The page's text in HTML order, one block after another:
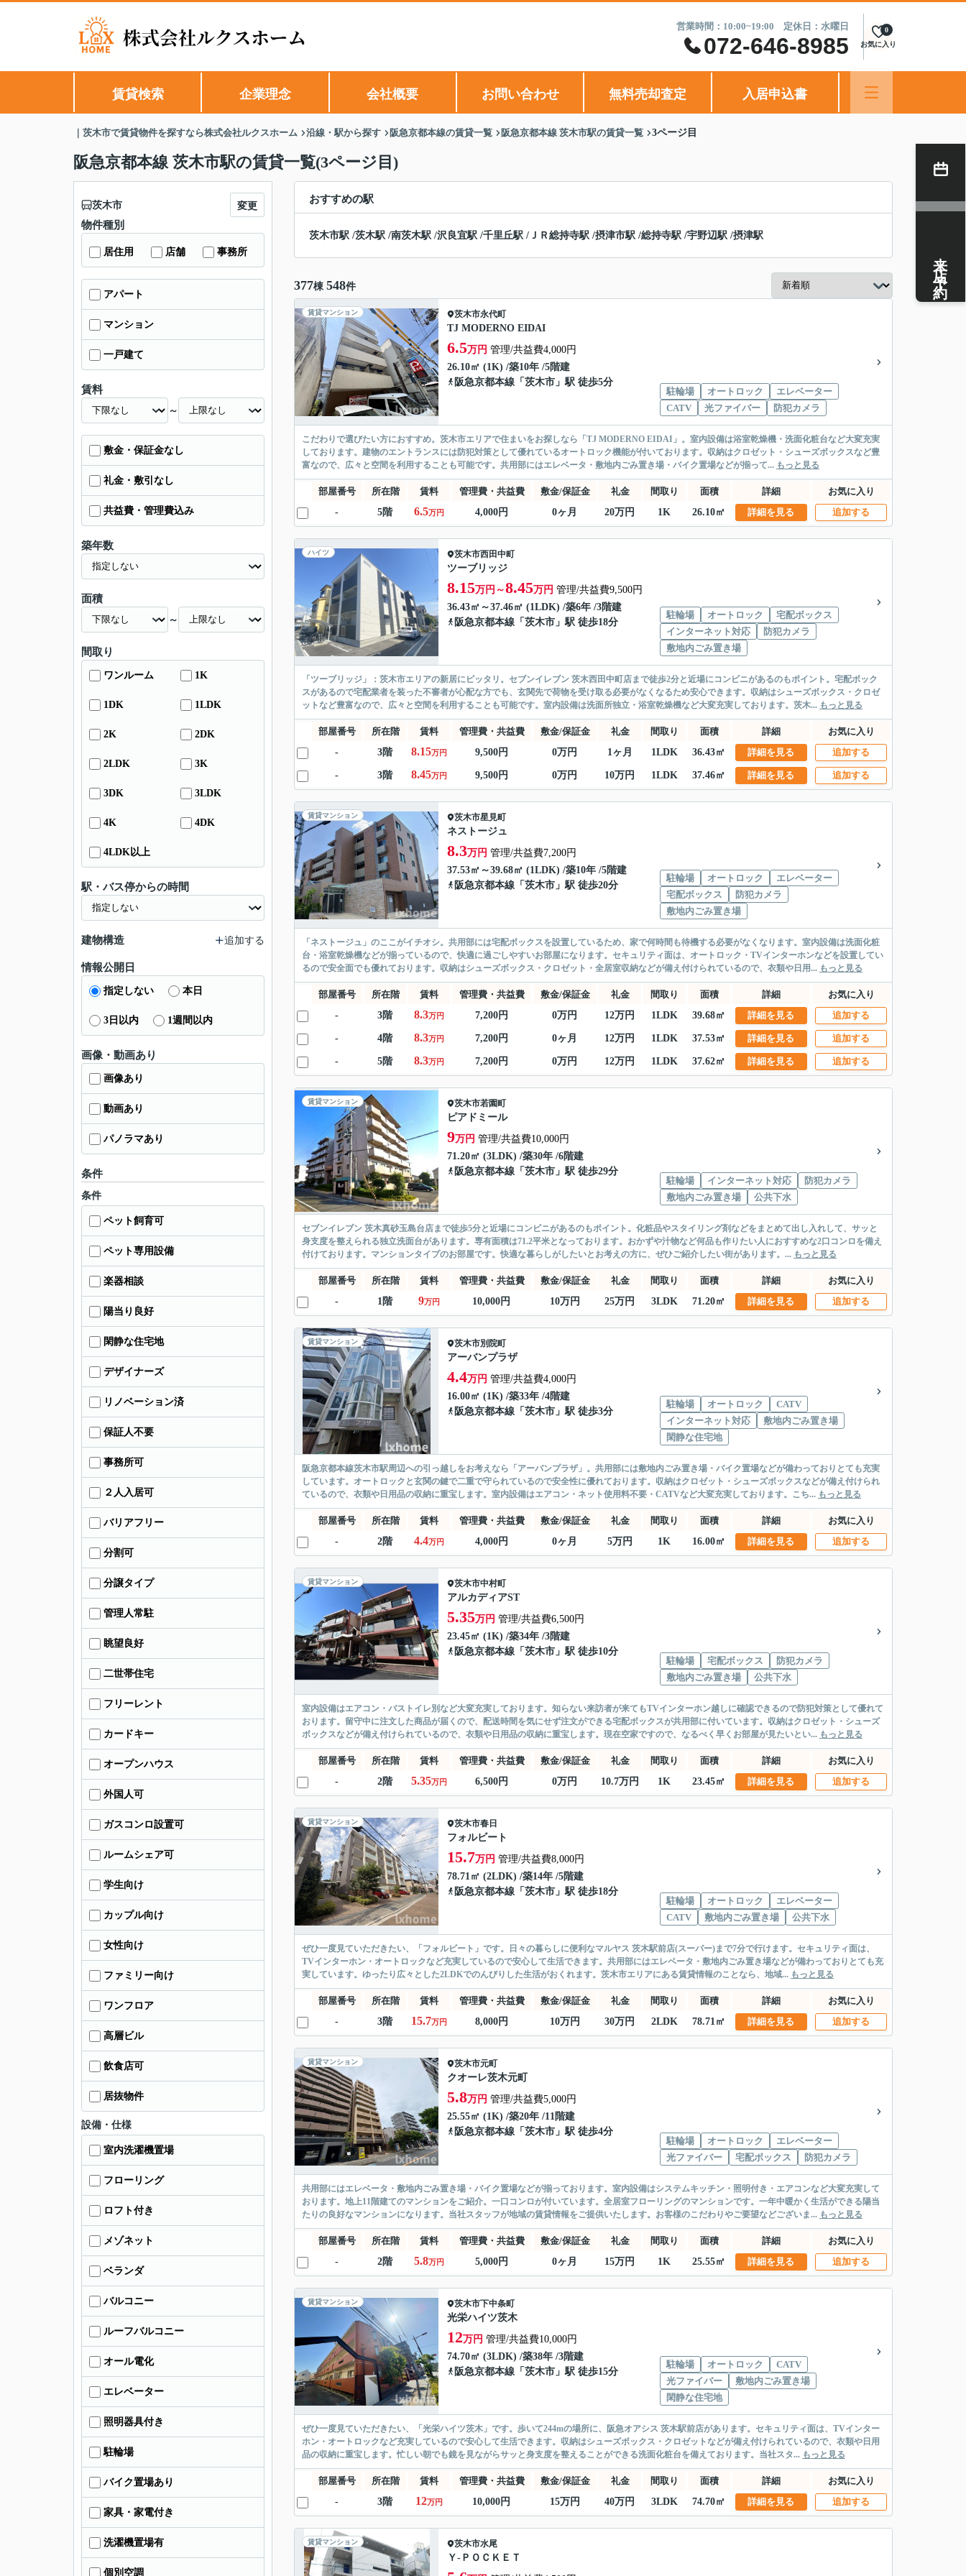
営業時間：10:00~19:00 定休日：水曜日
072-646-8985 お気に入り
0
賃貸検索 企業理念 会社概要 お問い合わせ 無料売却査定 入居申込書
｜茨木市で賃貸物件を探すなら株式会社ルクスホーム 沿線・駅から探す 阪急京都本線の賃貸一覧 阪急京都本線 茨木市駅の賃貸一覧 3ページ目
阪急京都本線 茨木市駅の賃貸一覧(3ページ目)
おすすめの駅
茨木市駅 /茨木駅 /南茨木駅 /沢良宜駅 /千里丘駅 / ＪＲ総持寺駅 /摂津市駅 /総持寺駅 /宇野辺駅 /摂津駅
377棟 548件
賃貸マンション 茨木市永代町
TJ MODERNO EIDAI
6.5万円 管理/共益費4,000円
26.10㎡ (1K) /築10年 /5階建
阪急京都本線 「 茨木市 」駅 徒歩5分
駐輪場
オートロック
エレベーター
CATV
光ファイバー 防犯カメラ
こだわりで選びたい方におすすめ。茨木市エリアで住まいをお探しなら「TJ MODERNO EIDAI」。室内設備は浴室乾燥機・洗面化粧台など大変充実
しております。建物のエントランスには防犯対策として優れているオートロック機能が付いております。収納はクロゼット・シューズボックスなど豊
富なので、広々と空間を利用することも可能です。共用部にはエレベータ・敷地内ごみ置き場・バイク置場などが揃って... もっと見る
部屋番号 所在階 賃料 管理費・共益費 敷金/保証金 礼金 間取り 面積 詳細
お気に入り
-
5階 6.5万円 4,000円 0ヶ月 20万円 1K 26.10㎡ 詳細を見る 追加する
ハイツ 茨木市西田中町
ツーブリッジ
8.15万円～8.45万円 管理/共益費9,500円
36.43㎡～37.46㎡ (1LDK) /築6年 /3階建
阪急京都本線 「 茨木市 」駅 徒歩18分
駐輪場 オートロック
宅配ボックス
インターネット対応
防犯カメラ
敷地内ごみ置き場
「ツーブリッジ」：茨木市エリアの新居にピッタリ。セブンイレブン 茨木西田中町店まで徒歩2分と近場にコンビニがあるのもポイント。宅配ボック
スがあるので宅配業者を装った不審者が心配な方でも、玄関先で荷物を受け取る必要がなくなるため安心できます。収納はシューズボックス・クロゼ
ットなど豊富なので、広々と空間を利用することも可能です。室内設備は洗面所独立・浴室乾燥機など大変充実しております。茨木... もっと見る
部屋番号 所在階 賃料 管理費・共益費 敷金/保証金 礼金 間取り 面積 詳細
お気に入り
-
3階 8.15万円 9,500円 0万円 1ヶ月 1LDK 36.43㎡ 詳細を見る 追加する
- 3階 8.45万円 9,500円 0万円 10万円 1LDK 37.46㎡ 詳細を見る 追加する
賃貸マンション 茨木市星見町
ネストージュ
8.3万円 管理/共益費7,200円
37.53㎡～39.68㎡ (1LDK) /築10年 /5階建
阪急京都本線 「 茨木市 」駅 徒歩20分
駐輪場 オートロック
エレベーター
宅配ボックス
防犯カメラ
敷地内ごみ置き場
「ネストージュ」のここがイチオシ。共用部には宅配ボックスを設置しているため、家で何時間も待機する必要がなくなります。室内設備は洗面化粧
台・浴室乾燥機などが揃っているので、快適に過ごしやすいお部屋になります。セキュリティ面は、オートロック・TVインターホンなどを設置してい
るので安全面でも優れております。収納はシューズボックス・クロゼット・全居室収納などが備え付けられているので、衣類や日用... もっと見る
部屋番号 所在階 賃料 管理費・共益費 敷金/保証金 礼金 間取り 面積 詳細
お気に入り
-
3階 8.3万円 7,200円 0万円 12万円 1LDK 39.68㎡ 詳細を見る 追加する
- 4階 8.3万円 7,200円 0ヶ月 12万円 1LDK 37.53㎡ 詳細を見る 追加する
- 5階 8.3万円 7,200円 0万円 12万円 1LDK 37.62㎡ 詳細を見る 追加する
賃貸マンション 茨木市若園町
ピアドミール
9万円 管理/共益費10,000円
71.20㎡ (3LDK) /築30年 /6階建
阪急京都本線 「 茨木市 」駅 徒歩29分
駐輪場
インターネット対応
防犯カメラ
敷地内ごみ置き場
公共下水
セブンイレブン 茨木真砂玉島台店まで徒歩5分と近場にコンビニがあるのもポイント。化粧品やスタイリング剤などをまとめて出し入れして、サッと
身支度を整えられる独立洗面台があります。専有面積は71.2平米となっております。おかずや汁物など何品も作りたい人におすすめな2口コンロを備え
付けております。マンションタイプのお部屋です。快適な暮らしがしたいとお考えの方に、ぜひご紹介したい街があります。... もっと見る
部屋番号 所在階 賃料 管理費・共益費 敷金/保証金 礼金 間取り 面積 詳細
お気に入り
-
1階 9万円 10,000円 10万円 25万円 3LDK 71.20㎡ 詳細を見る 追加する
賃貸マンション 茨木市別院町
アーバンプラザ
4.4万円 管理/共益費4,000円
16.00㎡ (1K) /築33年 /4階建
阪急京都本線 「 茨木市 」駅 徒歩3分
駐輪場 オートロック
CATV
インターネット対応
敷地内ごみ置き場
閑静な住宅地
阪急京都本線茨木市駅周辺への引っ越しをお考えなら「アーバンプラザ」。共用部には敷地内ごみ置き場・バイク置場などが備わっておりとても充実
しています。オートロックと玄関の鍵で二重で守られているので安全性に優れております。収納はクロゼット・シューズボックスなどが備え付けられ
ているので、衣類や日用品の収納に重宝します。室内設備はエアコン・ネット使用料不要・CATVなど大変充実しております。こち... もっと見る
部屋番号 所在階 賃料 管理費・共益費 敷金/保証金 礼金 間取り 面積 詳細
お気に入り
-
2階 4.4万円 4,000円 0ヶ月 5万円 1K 16.00㎡ 詳細を見る 追加する
賃貸マンション 茨木市中村町
アルカディアST
5.35万円 管理/共益費6,500円
23.45㎡ (1K) /築34年 /3階建
阪急京都本線 「 茨木市 」駅 徒歩10分
駐輪場
宅配ボックス
防犯カメラ
敷地内ごみ置き場
公共下水
室内設備はエアコン・バストイレ別など大変充実しております。知らない来訪者が来てもTVインターホン越しに確認できるので防犯対策として優れて
おります。留守中に注文した商品が届くので、配送時間を気にせず注文ができる宅配ボックスが共用部に付いています。収納はクロゼット・シューズ
ボックスなどが備え付けられているので、衣類や日用品の収納に重宝します。現在空家ですので、なるべく早くお部屋が見たいとい... もっと見る
部屋番号 所在階 賃料 管理費・共益費 敷金/保証金 礼金 間取り 面積 詳細
お気に入り
-
2階 5.35万円 6,500円 0万円 10.7万円 1K 23.45㎡ 詳細を見る 追加する
賃貸マンション 茨木市春日
フォルビート
15.7万円 管理/共益費8,000円
78.71㎡ (2LDK) /築14年 /5階建
阪急京都本線 「 茨木市 」駅 徒歩18分
駐輪場
オートロック
エレベーター
CATV
敷地内ごみ置き場 公共下水
ぜひ一度見ていただきたい、「フォルビート」です。日々の暮らしに便利なマルヤス 茨木駅前店(スーパー)まで7分で行けます。セキュリティ面は、
TVインターホン・オートロックなど充実しているので安心して生活できます。共用部にはエレベータ・敷地内ごみ置き場などが備わっておりとても充
実しています。ゆったり広々とした2LDKでのんびりした生活がおくれます。茨木市エリアにある賃貸情報のことなら、地域... もっと見る
部屋番号 所在階 賃料 管理費・共益費 敷金/保証金 礼金 間取り 面積 詳細
お気に入り
-
3階 15.7万円 8,000円 10万円 30万円 2LDK 78.71㎡ 詳細を見る 追加する
賃貸マンション 茨木市元町
クオーレ茨木元町
5.8万円 管理/共益費5,000円
25.55㎡ (1K) /築20年 /11階建
阪急京都本線 「 茨木市 」駅 徒歩4分
駐輪場
オートロック
エレベーター
光ファイバー
宅配ボックス 防犯カメラ
共用部にはエレベータ・敷地内ごみ置き場・バイク置場などが揃っております。室内設備はシステムキッチン・照明付き・エアコンなど大変充実して
おります。地上11階建てのマンションをご紹介。一口コンロが付いています。全居室フローリングのマンションです。一年中暖かく生活ができる陽当
たりの良好なマンションになります。当社スタッフが地域の賃貸情報をご提供いたします。お客様のこだわりやご要望などございま... もっと見る
部屋番号 所在階 賃料 管理費・共益費 敷金/保証金 礼金 間取り 面積 詳細
お気に入り
-
2階 5.8万円 5,000円 0ヶ月 15万円 1K 25.55㎡ 詳細を見る 追加する
賃貸マンション 茨木市下中条町
光栄ハイツ茨木
12万円 管理/共益費10,000円
74.70㎡ (3LDK) /築38年 /3階建
阪急京都本線 「 茨木市 」駅 徒歩15分
駐輪場 オートロック
CATV
光ファイバー
敷地内ごみ置き場
閑静な住宅地
ぜひ一度見ていただきたい、「光栄ハイツ茨木」です。歩いて244mの場所に、阪急オアシス 茨木駅前店があります。セキュリティ面は、TVインター
ホン・オートロックなど充実しているので安心して生活できます。収納はシューズボックス・クロゼットなどが備え付けられているので、衣類や日用
品の収納に重宝します。忙しい朝でも鏡を見ながらサッと身支度を整えることができる洗面化粧台を備えております。当社スタ... もっと見る
部屋番号 所在階 賃料 管理費・共益費 敷金/保証金 礼金 間取り 面積 詳細
お気に入り
-
3階 12万円 10,000円 15万円 40万円 3LDK 74.70㎡ 詳細を見る 追加する
賃貸マンション 茨木市水尾
Ｙ-ＰＯＣＫＥＴ
茨木市 変更
物件種別
居住用 店舗 事務所
アパート
マンション
一戸建て
賃料
～
敷金・保証金なし
礼金・敷引なし
共益費・管理費込み
築年数
面積
～
間取り
ワンルーム 1K
1DK 1LDK
2K 2DK
2LDK 3K
3DK 3LDK
4K 4DK
4LDK以上
駅・バス停からの時間
建物構造 追加する
情報公開日
指定しない 本日
3日以内 1週間以内
画像・動画あり
画像あり
動画あり
パノラマあり
条件
条件
ペット飼育可
ペット専用設備
楽器相談
陽当り良好
閑静な住宅地
デザイナーズ
リノベーション済
保証人不要
事務所可
２人入居可
バリアフリー
分割可
分譲タイプ
管理人常駐
眺望良好
二世帯住宅
フリーレント
カードキー
オープンハウス
外国人可
ガスコンロ設置可
ルームシェア可
学生向け
カップル向け
女性向け
ファミリー向け
ワンフロア
高層ビル
飲食店可
居抜物件
設備・仕様
室内洗濯機置場
フローリング
ロフト付き
メゾネット
ベランダ
バルコニー
ルーフバルコニー
オール電化
エレベーター
照明器具付き
駐輪場
バイク置場あり
家具・家電付き
洗濯機置場有
個別空調
来店予約